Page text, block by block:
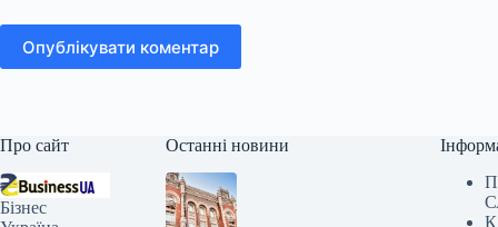
Опублікувати коментар
Про сайт
Бізнес
Останні новини